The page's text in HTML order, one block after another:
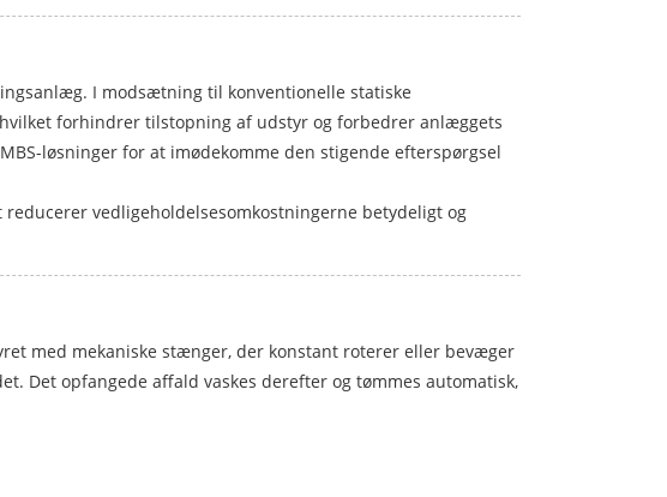
I modsætning til konventionelle statiske
forhindrer tilstopning af udstyr og forbedrer anlæggets
løsninger for at imødekomme den stigende efterspørgsel
vedligeholdelsesomkostningerne betydeligt og
med mekaniske stænger, der konstant roterer eller bevæger
Det opfangede affald vaskes derefter og tømmes automatisk,